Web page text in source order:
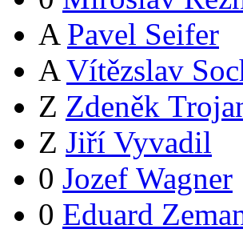
A Pavel Seifer
A Vítězslav
Z Zdeněk
Z Jiří Vyvadil
0 Jozef Wagner
0 Eduard